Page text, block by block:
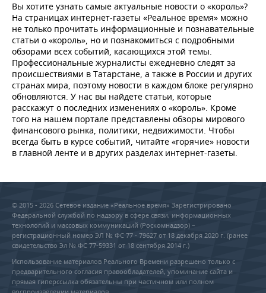
Вы хотите узнать самые актуальные новости о «король»?
На страницах интернет-газеты «Реальное время» можно
не только прочитать информационные и познавательные
статьи о «король», но и познакомиться с подробными
обзорами всех событий, касающихся этой темы.
Профессиональные журналисты ежедневно следят за
происшествиями в Татарстане, а также в России и других
странах мира, поэтому новости в каждом блоке регулярно
обновляются. У нас вы найдете статьи, которые
расскажут о последних изменениях о «король». Кроме
того на нашем портале представлены обзоры мирового
финансового рынка, политики, недвижимости. Чтобы
всегда быть в курсе событий, читайте «горячие» новости
в главной ленте и в других разделах интернет-газеты.
© 2015 - 2026 Сетевое издание «Реальное время» Зарегистрировано
Федеральной службой по надзору в сфере связи, информационных
технологий и массовых коммуникаций (Роскомнадзор) –
регистрационный номер ЭЛ № ФС 77 - 79627 от 18 декабря 2020 г. (ранее
свидетельство Эл № ФС 77-59331 от 18 сентября 2014 г.)
Использование материалов Реального Времени разрешено только с
предварительного согласия правообладателей, упоминание сайта и
прямая гиперссылка обязательны при частичном или полном